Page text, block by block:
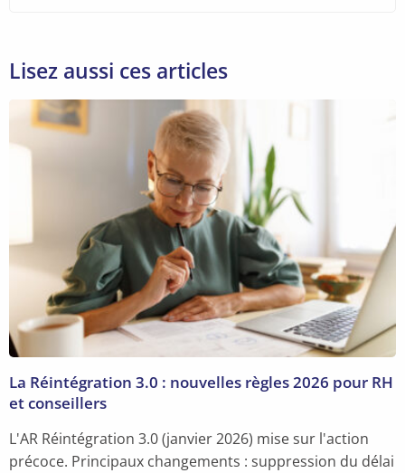
Lisez aussi ces articles
La Réintégration 3.0 : nouvelles règles 2026 pour RH
et conseillers
L'AR Réintégration 3.0 (janvier 2026) mise sur l'action
précoce. Principaux changements : suppression du délai